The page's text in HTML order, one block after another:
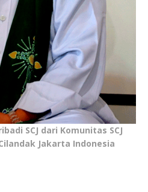
SCJ dari Komunitas SCJ
Jakarta Indonesia